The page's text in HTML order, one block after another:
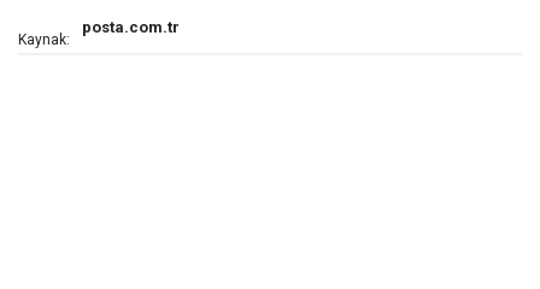
Kaynak:
posta.com.tr